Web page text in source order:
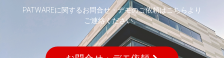
PATWAREに関するお問合せ・デモのご依頼はこちらより
ご連絡ください。